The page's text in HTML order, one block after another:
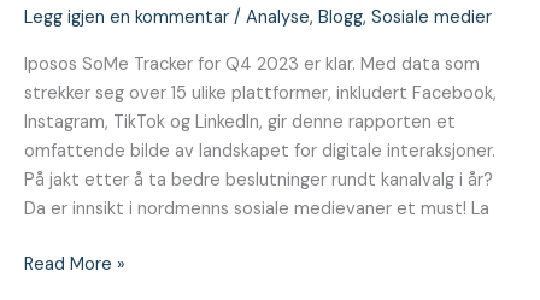
Legg igjen en kommentar / Analyse, Blogg, Sosiale medier
Iposos SoMe Tracker for Q4 2023 er klar. Med data som
strekker seg over 15 ulike plattformer, inkludert Facebook,
Instagram, TikTok og LinkedIn, gir denne rapporten et
omfattende bilde av landskapet for digitale interaksjoner.
På jakt etter å ta bedre beslutninger rundt kanalvalg i år?
Da er innsikt i nordmenns sosiale medievaner et must! La
Read More »